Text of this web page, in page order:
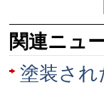
関連ニュ
塗装され